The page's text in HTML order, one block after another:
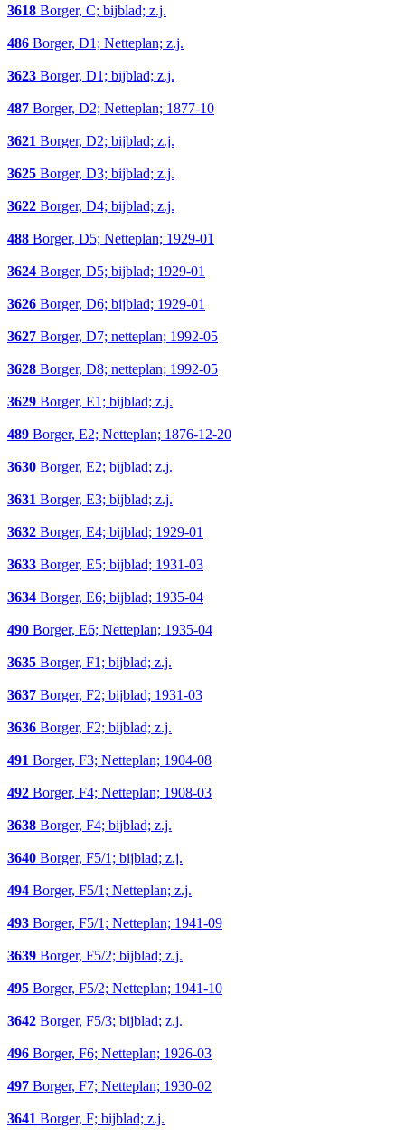
3618 Borger, C; bijblad; z.j.
486 Borger, D1; Netteplan; z.j.
3623 Borger, D1; bijblad; z.j.
487 Borger, D2; Netteplan; 1877-10
3621 Borger, D2; bijblad; z.j.
3625 Borger, D3; bijblad; z.j.
3622 Borger, D4; bijblad; z.j.
488 Borger, D5; Netteplan; 1929-01
3624 Borger, D5; bijblad; 1929-01
3626 Borger, D6; bijblad; 1929-01
3627 Borger, D7; netteplan; 1992-05
3628 Borger, D8; netteplan; 1992-05
3629 Borger, E1; bijblad; z.j.
489 Borger, E2; Netteplan; 1876-12-20
3630 Borger, E2; bijblad; z.j.
3631 Borger, E3; bijblad; z.j.
3632 Borger, E4; bijblad; 1929-01
3633 Borger, E5; bijblad; 1931-03
3634 Borger, E6; bijblad; 1935-04
490 Borger, E6; Netteplan; 1935-04
3635 Borger, F1; bijblad; z.j.
3637 Borger, F2; bijblad; 1931-03
3636 Borger, F2; bijblad; z.j.
491 Borger, F3; Netteplan; 1904-08
492 Borger, F4; Netteplan; 1908-03
3638 Borger, F4; bijblad; z.j.
3640 Borger, F5/1; bijblad; z.j.
494 Borger, F5/1; Netteplan; z.j.
493 Borger, F5/1; Netteplan; 1941-09
3639 Borger, F5/2; bijblad; z.j.
495 Borger, F5/2; Netteplan; 1941-10
3642 Borger, F5/3; bijblad; z.j.
496 Borger, F6; Netteplan; 1926-03
497 Borger, F7; Netteplan; 1930-02
3641 Borger, F; bijblad; z.j.